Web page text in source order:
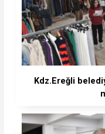
Kdz.Ereğli